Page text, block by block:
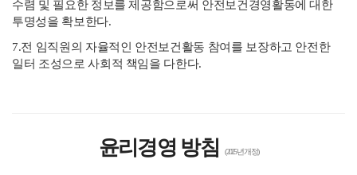
수렴 및 필요한 정보를 제공함으로써 안전보건경영활동에 대한
투명성을 확보한다.
7.전 임직원의 자율적인 안전보건활동 참여를 보장하고 안전한
일터 조성으로 사회적 책임을 다한다.
윤리경영 방침 (2025년 개정)